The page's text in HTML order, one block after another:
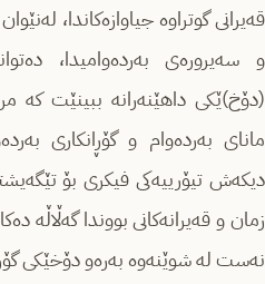
قەیرانی گوتراوە جیاوازەکاندا،
و سەیرورەی بەردەوامیدا،
(دۆخ)ێکی داهێنەرانە ببینێت کە
مانای بەردەوام و گۆڕانکاری
دیکەش تیۆرییەکی فیکری بۆ
زمان و قەیرانەکانی بووندا گەڵاڵە
نەست لە شوێنەوە بەرەو دۆخێکی